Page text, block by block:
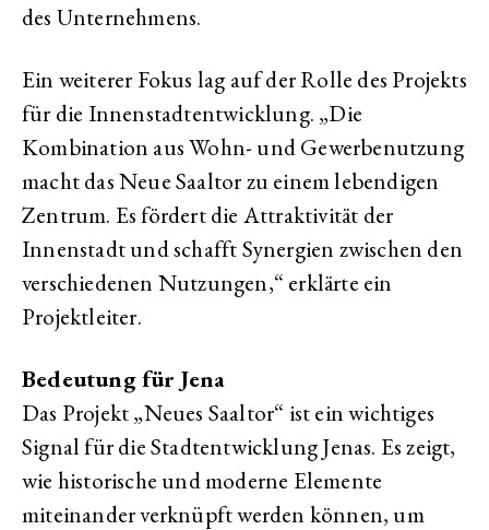
des Unternehmens.
Ein weiterer Fokus lag auf der Rolle des Projekts
für die Innenstadtentwicklung. „Die
Kombination aus Wohn- und Gewerbenutzung
macht das Neue Saaltor zu einem lebendigen
Zentrum. Es fördert die Attraktivität der
Innenstadt und schafft Synergien zwischen den
verschiedenen Nutzungen,“ erklärte ein
Projektleiter.
Bedeutung für Jena
Das Projekt „Neues Saaltor“ ist ein wichtiges
Signal für die Stadtentwicklung Jenas. Es zeigt,
wie historische und moderne Elemente
miteinander verknüpft werden können, um